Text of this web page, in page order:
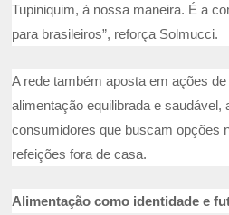
Tupiniquim, à nossa maneira. É a
para brasileiros”, reforça Solmucci.
A rede também aposta em ações
alimentação equilibrada e saudável,
consumidores que buscam opções
refeições fora de casa.
Alimentação como identidade e